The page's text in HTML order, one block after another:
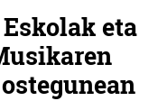
eta